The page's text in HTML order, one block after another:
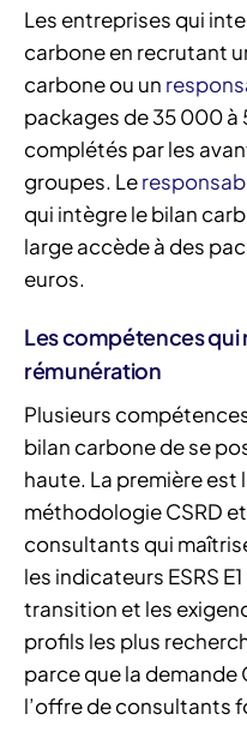
Les entreprises qui
carbone en recrutant
carbone ou un
packages de 35 000
complétés par les
groupes. Le
qui intègre le bilan
large accède à des
euros.
Les compétences qui
rémunération
Plusieurs
bilan carbone de se
haute. La première est
méthodologie CSRD
consultants qui
les indicateurs ESRS
transition et les
profils les plus
parce que la demande
l’offre de consultants